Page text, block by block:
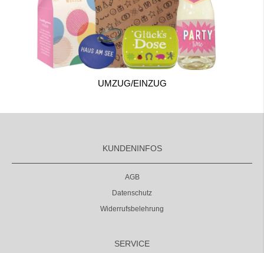
UMZUG/EINZUG
KUNDENINFOS
AGB
Datenschutz
Widerrufsbelehrung
SERVICE